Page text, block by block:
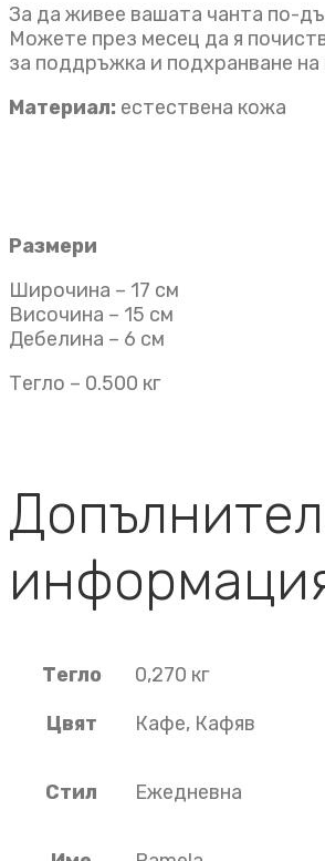
За да живее вашата чанта по-
Можете през месец да я
за поддръжка и подхранване на
Материал: естествена кожа
Размери
Широчина – 17 см
Височина – 15 см
Дебелина – 6 см
Тегло – 0.500 кг
Тегло
0,270 кг
Цвят
Кафе, Кафяв
Стил Ежедневна